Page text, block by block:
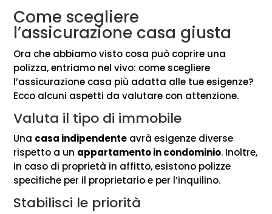
Come scegliere
l’assicurazione casa giusta
Ora che abbiamo visto cosa può coprire una
polizza, entriamo nel vivo: come scegliere
l’assicurazione casa più adatta alle tue esigenze?
Ecco alcuni aspetti da valutare con attenzione.
Valuta il tipo di immobile
Una casa indipendente avrà esigenze diverse
rispetto a un appartamento in condominio. Inoltre,
in caso di proprietà in affitto, esistono polizze
specifiche per il proprietario e per l’inquilino.
Stabilisci le priorità